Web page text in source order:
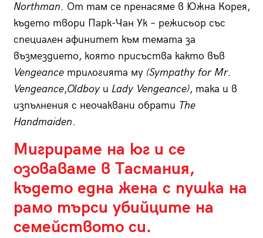
Northman. От там се пренасяме в Южна Корея,
където твори Парк-Чан Ук – режисьор със
специален афинитет към темата за
възмездието, която присъства както във
Vengeanceтрилогията му (Sympathy for Mr.
Vengeance,Oldboy и Lady Vengeance), така и в
изпълнения с неочаквани обрати The
Handmaiden.
Мигрираме на юг и се
озоваваме в Тасмания,
където една жена с пушка на
рамо търси убийците на
семейството си.